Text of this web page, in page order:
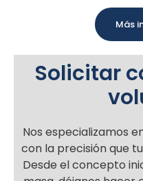
Más
Solicitar
Nos especializamos
con la precisión que
Desde el concepto